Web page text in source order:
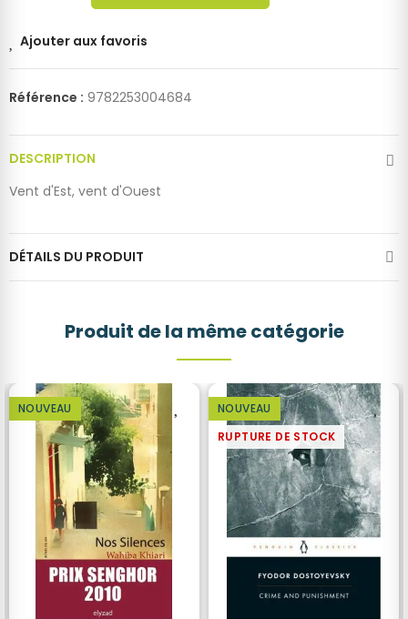
Ajouter aux favoris
Référence : 9782253004684
DESCRIPTION
Vent d'Est, vent d'Ouest
DÉTAILS DU PRODUIT
Produit de la même catégorie
NOUVEAU
NOUVEAU
RUPTURE DE STOCK